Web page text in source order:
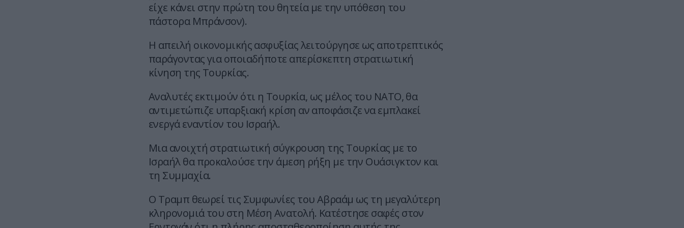
είχε κάνει στην πρώτη του θητεία με την υπόθεση του
πάστορα Μπράνσον).
Η απειλή οικονομικής ασφυξίας λειτούργησε ως αποτρεπτικός
παράγοντας για οποιαδήποτε απερίσκεπτη στρατιωτική
κίνηση της Τουρκίας.
Αναλυτές εκτιμούν ότι η Τουρκία, ως μέλος του ΝΑΤΟ, θα
αντιμετώπιζε υπαρξιακή κρίση αν αποφάσιζε να εμπλακεί
ενεργά εναντίον του Ισραήλ.
Μια ανοιχτή στρατιωτική σύγκρουση της Τουρκίας με το
Ισραήλ θα προκαλούσε την άμεση ρήξη με την Ουάσιγκτον και
τη Συμμαχία.
Ο Τραμπ θεωρεί τις Συμφωνίες του Αβραάμ ως τη μεγαλύτερη
κληρονομιά του στη Μέση Ανατολή. Κατέστησε σαφές στον